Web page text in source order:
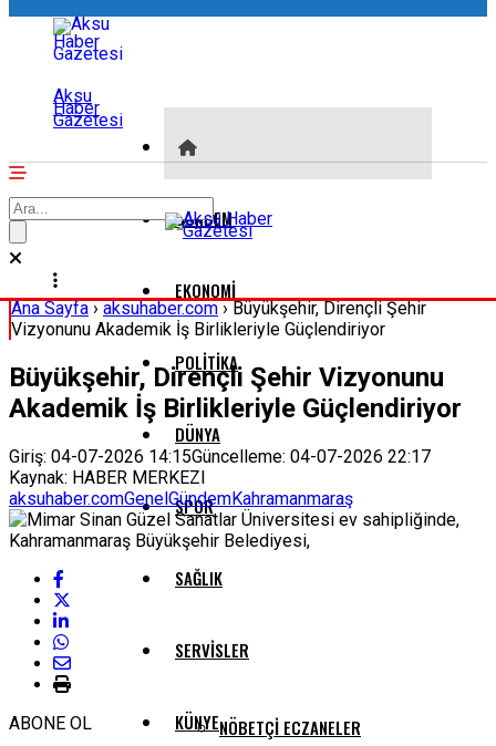
Aksu
Haber
Gazetesi
GÜNDEM
EKONOMI
POLITIKA
DÜNYA
SPOR
SAĞLIK
SERVISLER
NÖBETÇI ECZANELER
KÜNYE
Ana Sayfa›aksuhaber.com›Büyükşehir, Dirençli Şehir
Vizyonunu Akademik İş Birlikleriyle Güçlendiriyor
Büyükşehir, Dirençli Şehir Vizyonunu
Akademik İş Birlikleriyle Güçlendiriyor
Giriş: 04-07-2026 14:15Güncelleme: 04-07-2026 22:17
Kaynak: HABER MERKEZI
aksuhaber.comGenelGündemKahramanmaraş
ABONE OL